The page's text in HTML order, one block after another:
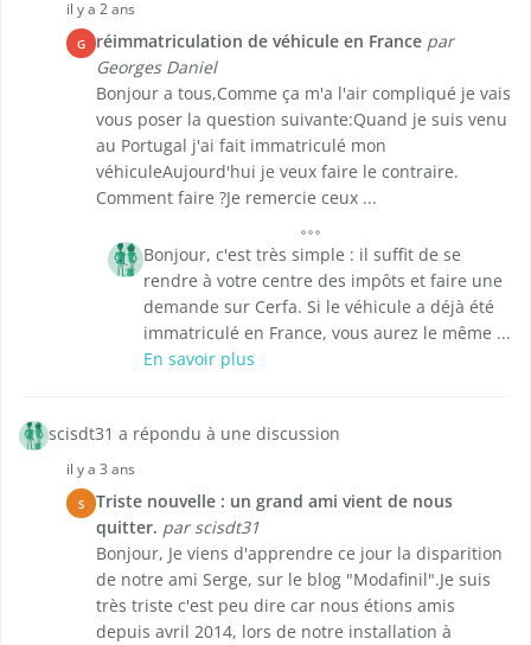
il y a 2 ans
G réimmatriculation de véhicule en France par
Georges Daniel
Bonjour a tous,Comme ça m'a l'air compliqué je vais
vous poser la question suivante:Quand je suis venu
au Portugal j'ai fait immatriculé mon
véhiculeAujourd'hui je veux faire le contraire.
Comment faire ?Je remercie ceux ...
Bonjour, c'est très simple : il suffit de se
rendre à votre centre des impôts et faire une
demande sur Cerfa. Si le véhicule a déjà été
immatriculé en France, vous aurez le même ...
En savoir plus
scisdt31 a répondu à une discussion
il y a 3 ans
S
Triste nouvelle : un grand ami vient de nous
quitter. par scisdt31
Bonjour, Je viens d'apprendre ce jour la disparition
de notre ami Serge, sur le blog "Modafinil".Je suis
très triste c'est peu dire car nous étions amis
depuis avril 2014, lors de notre installation à